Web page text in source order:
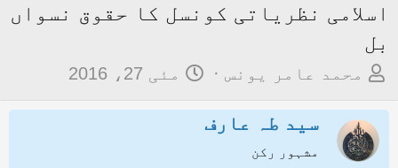
اسلامی نظریاتی کونسل کا حقوق نسواں
بل
م
ض
و
محمد عامر یونس
تمئی 27، 2016
سید طہ عارف
مشہور رکن